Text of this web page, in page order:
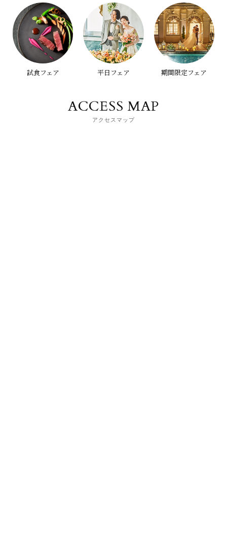
試食フェア 平日フェア 期間限定フェア
ACCESS MAP
アクセスマップ